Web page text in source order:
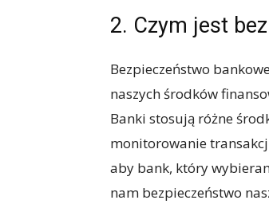
2. Czym jest
Bezpieczeństwo
naszych środków
Banki stosują różne
monitorowanie
aby bank, który
nam bezpieczeństwo